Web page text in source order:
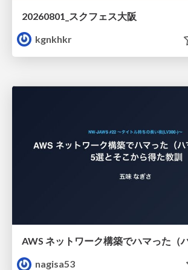
20260801_スクフェス大阪
kgnkhkr
nagisa53